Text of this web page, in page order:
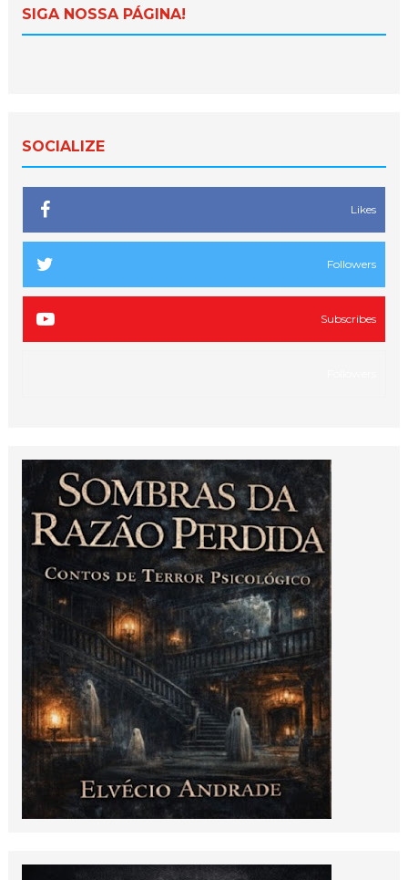
SIGA NOSSA PÁGINA!
SOCIALIZE
Likes
Followers
Subscribes